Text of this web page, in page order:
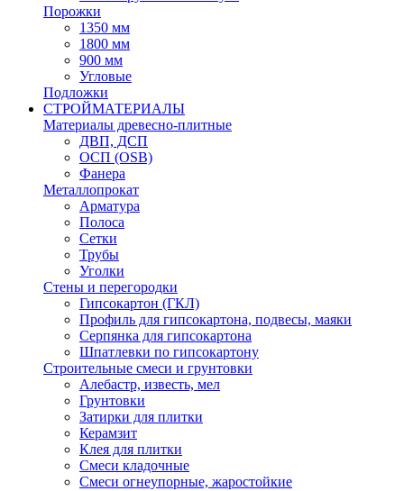
Порожки
1350 мм
1800 мм
900 мм
Угловые
Подложки
СТРОЙМАТЕРИАЛЫ
Материалы древесно-плитные
ДВП, ДСП
ОСП (OSB)
Фанера
Металлопрокат
Арматура
Полоса
Сетки
Трубы
Уголки
Стены и перегородки
Гипсокартон (ГКЛ)
Профиль для гипсокартона, подвесы, маяки
Серпянка для гипсокартона
Шпатлевки по гипсокартону
Строительные смеси и грунтовки
Алебастр, известь, мел
Грунтовки
Затирки для плитки
Керамзит
Клея для плитки
Смеси кладочные
Смеси огнеупорные, жаростойкие